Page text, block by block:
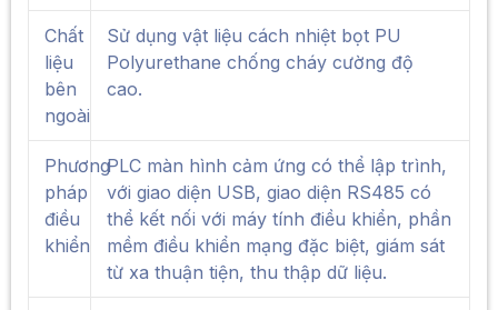
Chất
liệu
bên
ngoài
Sử dụng vật liệu cách nhiệt bọt PU
Polyurethane chống cháy cường độ
cao.
Phương
pháp
điều
khiển
PLC màn hình cảm ứng có thể lập trình,
với giao diện USB, giao diện RS485 có
thể kết nối với máy tính điều khiển, phần
mềm điều khiển mạng đặc biệt, giám sát
từ xa thuận tiện, thu thập dữ liệu.